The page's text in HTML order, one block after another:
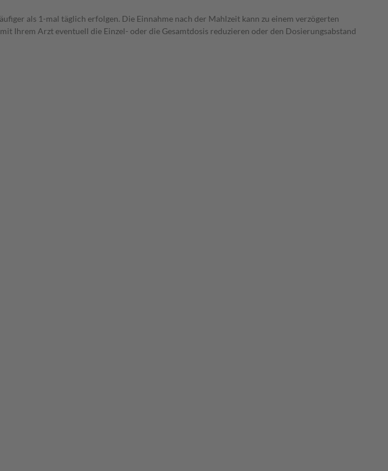
als 1-mal täglich erfolgen. Die Einnahme nach der Mahlzeit kann zu einem verzögerten
Arzt eventuell die Einzel- oder die Gesamtdosis reduzieren oder den Dosierungsabstand